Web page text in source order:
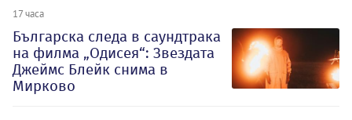
17 часа
Българска следа в саундтрака
на филма „Одисея“: Звездата
Джеймс Блейк снима в
Мирково